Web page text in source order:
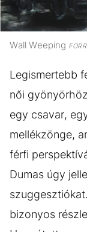
Wall Weeping
Legismertebb
női
egy csavar,
mellékzönge,
férfi
Dumas úgy
bizonyos